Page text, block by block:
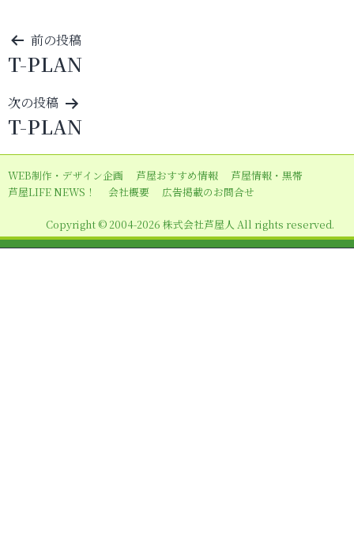
投
稿
ナ
ビ
ゲ
ー
シ
ン
前の投稿
T-PLAN
次の投稿
T-PLAN
WEB制作・デザイン企画 芦屋おすすめ情報
芦屋情報・黒帯
芦屋LIFE NEWS！
会社概要 広告掲載のお問合せ
Copyright © 2004-2026 株式会社芦屋人 All rights reserved.